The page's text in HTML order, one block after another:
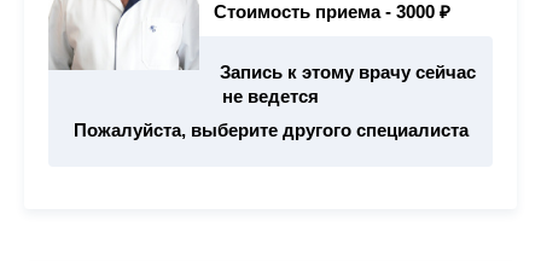
Стоимость приема - 3000 ₽
Запись к этому врачу сейчас
не ведется
Пожалуйста, выберите другого специалиста